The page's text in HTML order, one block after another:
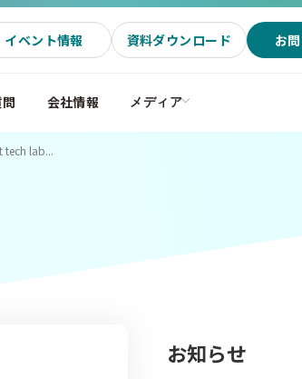
イベント情報 資料ダウンロード お
会社情報 メディア
tech lab...
お知らせ